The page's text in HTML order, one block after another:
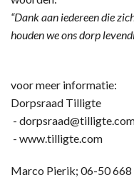
“Dank aan iedereen die
houden we ons dorp
voor meer informatie:
Dorpsraad Tilligte
-
- www.tilligte.com
Marco Pierik; 06-50 668